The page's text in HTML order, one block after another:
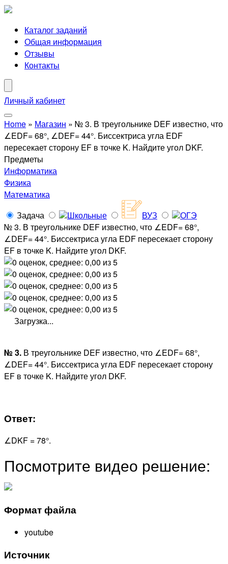
Каталог заданий
Общая информация
Отзывы
Контакты
Личный кабинет
Home » Магазин » № 3. В треугольнике DEF известно, что
∠EDF= 68°, ∠DEF= 44°. Биссектриса угла EDF
пересекает сторону EF в точке K. Найдите угол DKF.
Предметы
Информатика
Физика
Математика
Задача
Школьные ВУЗ
ОГЭ
№ 3. В треугольнике DEF известно, что ∠EDF= 68°,
∠DEF= 44°. Биссектриса угла EDF пересекает сторону
EF в точке K. Найдите угол DKF.
Загрузка...
№ 3. В треугольнике DEF известно, что ∠EDF= 68°,
∠DEF= 44°. Биссектриса угла EDF пересекает сторону
EF в точке K. Найдите угол DKF.
Ответ:
∠DKF = 78°.
Посмотрите видео решение:
Формат файла
youtube
Источник